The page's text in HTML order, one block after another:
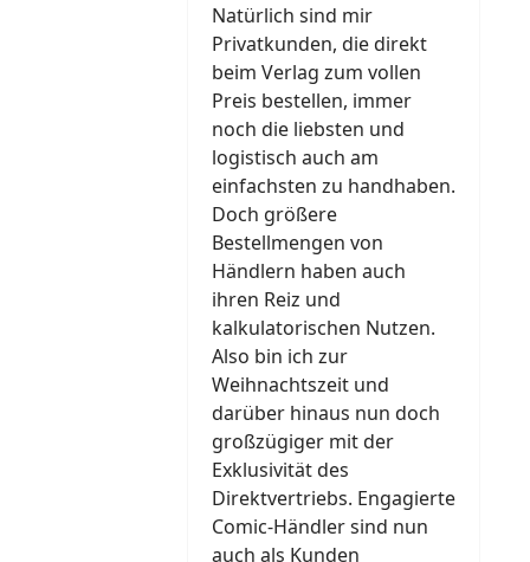
Natürlich sind mir
Privatkunden, die direkt
beim Verlag zum vollen
Preis bestellen, immer
noch die liebsten und
logistisch auch am
einfachsten zu handhaben.
Doch größere
Bestellmengen von
Händlern haben auch
ihren Reiz und
kalkulatorischen Nutzen.
Also bin ich zur
Weihnachtszeit und
darüber hinaus nun doch
großzügiger mit der
Exklusivität des
Direktvertriebs. Engagierte
Comic-Händler sind nun
auch als Kunden